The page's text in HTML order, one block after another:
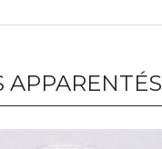
APPARENTÉS